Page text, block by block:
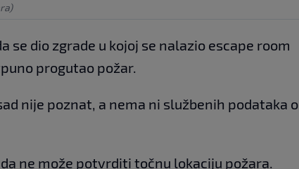
se dio zgrade u kojoj se nalazio escape room
progutao požar.
nije poznat, a nema ni službenih podataka o
ne može potvrditi točnu lokaciju požara.